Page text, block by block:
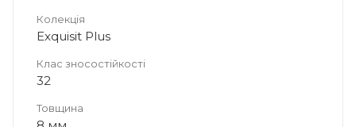
Колекція
Exquisit Plus
Клас зносостійкості
32
Товщина